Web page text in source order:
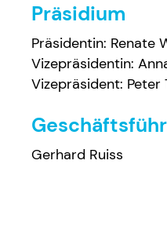
Präsidium
Präsidentin: Renate
Vizepräsidentin:
Vizepräsident: Peter
Gerhard Ruiss